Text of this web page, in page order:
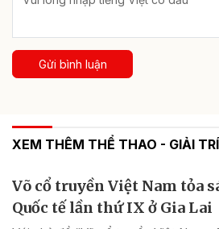
Gửi bình luận
XEM THÊM THỂ THAO - GIẢI TRÍ
Võ cổ truyền Việt Nam tỏa
Quốc tế lần thứ IX ở Gia Lai